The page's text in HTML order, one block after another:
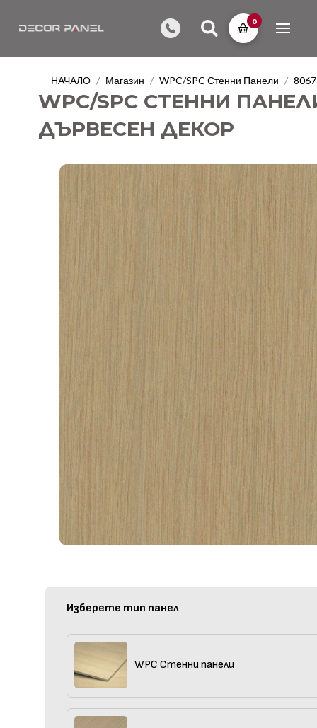
0
НАЧАЛО / Магазин / WPC/SPC Стенни Панели / 8067
WPC/SPC СТЕННИ
ДЪРВЕСЕН ДЕКОР
Изберете тип панел
WPC Стенни панели